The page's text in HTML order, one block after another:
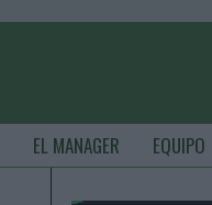
EL MANAGER EQUIPO